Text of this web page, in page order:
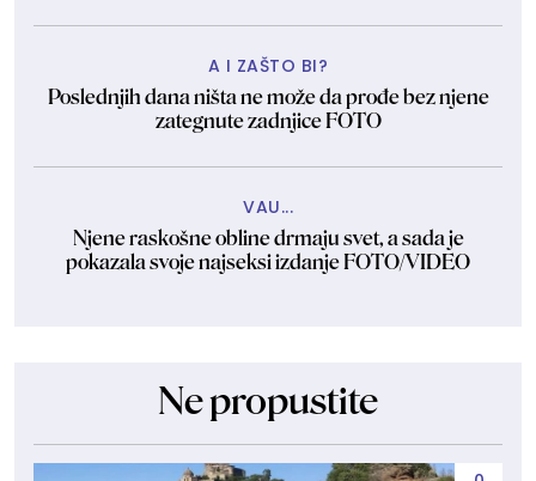
A I ZAŠTO BI?
Poslednjih dana ništa ne može da prođe bez njene
zategnute zadnjice FOTO
VAU...
Njene raskošne obline drmaju svet, a sada je
pokazala svoje najseksi izdanje FOTO/VIDEO
Ne propustite